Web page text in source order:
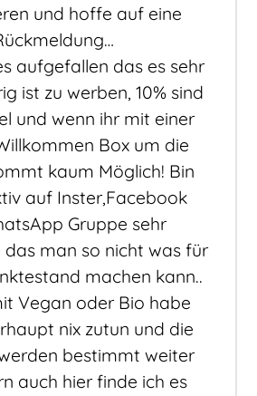
und hoffe auf eine
aufgefallen das es sehr
ist zu werben, 10% sind
und wenn ihr mit einer
Box um die
kaum Möglich! Bin
auf Inster,Facebook
Gruppe sehr
das man so nicht was für
machen kann..
Vegan oder Bio habe
nix zutun und die
bestimmt weiter
auch hier finde ich es